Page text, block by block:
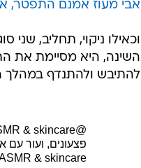
אבי מעוז אמנם התפטר,
וכאילו ניקוי, תחליב,
השינה, היא מסיימת את
להתיבש ולהתנדף במהלך
@dr.riva
פצעונים, ועור עם
& skincare ☁️